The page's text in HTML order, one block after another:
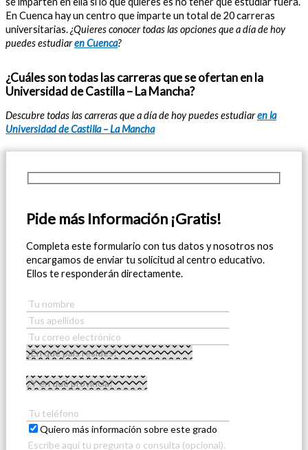
En Cuenca hay un centro que imparte un total de 20 carreras
universitarias.¿Quieres conocer todas las opciones que a día de hoy
puedes estudiaren Cuenca?
¿Cuáles son todas las carreras que se ofertan en la
Universidad de Castilla – La Mancha?
Descubre todas las carreras que a día de hoy puedes estudiaren la
Universidad de Castilla – La Mancha
Pide más Información ¡Gratis!
Completa este formulario con tus datos y nosotros nos
encargamos de enviar tu solicitud al centro educativo.
Ellos te responderán directamente.
Quiero más información sobre este grado